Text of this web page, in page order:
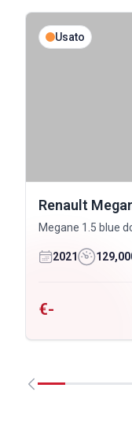
Usato
Renault
Megane 1.5 blue
2021
€-